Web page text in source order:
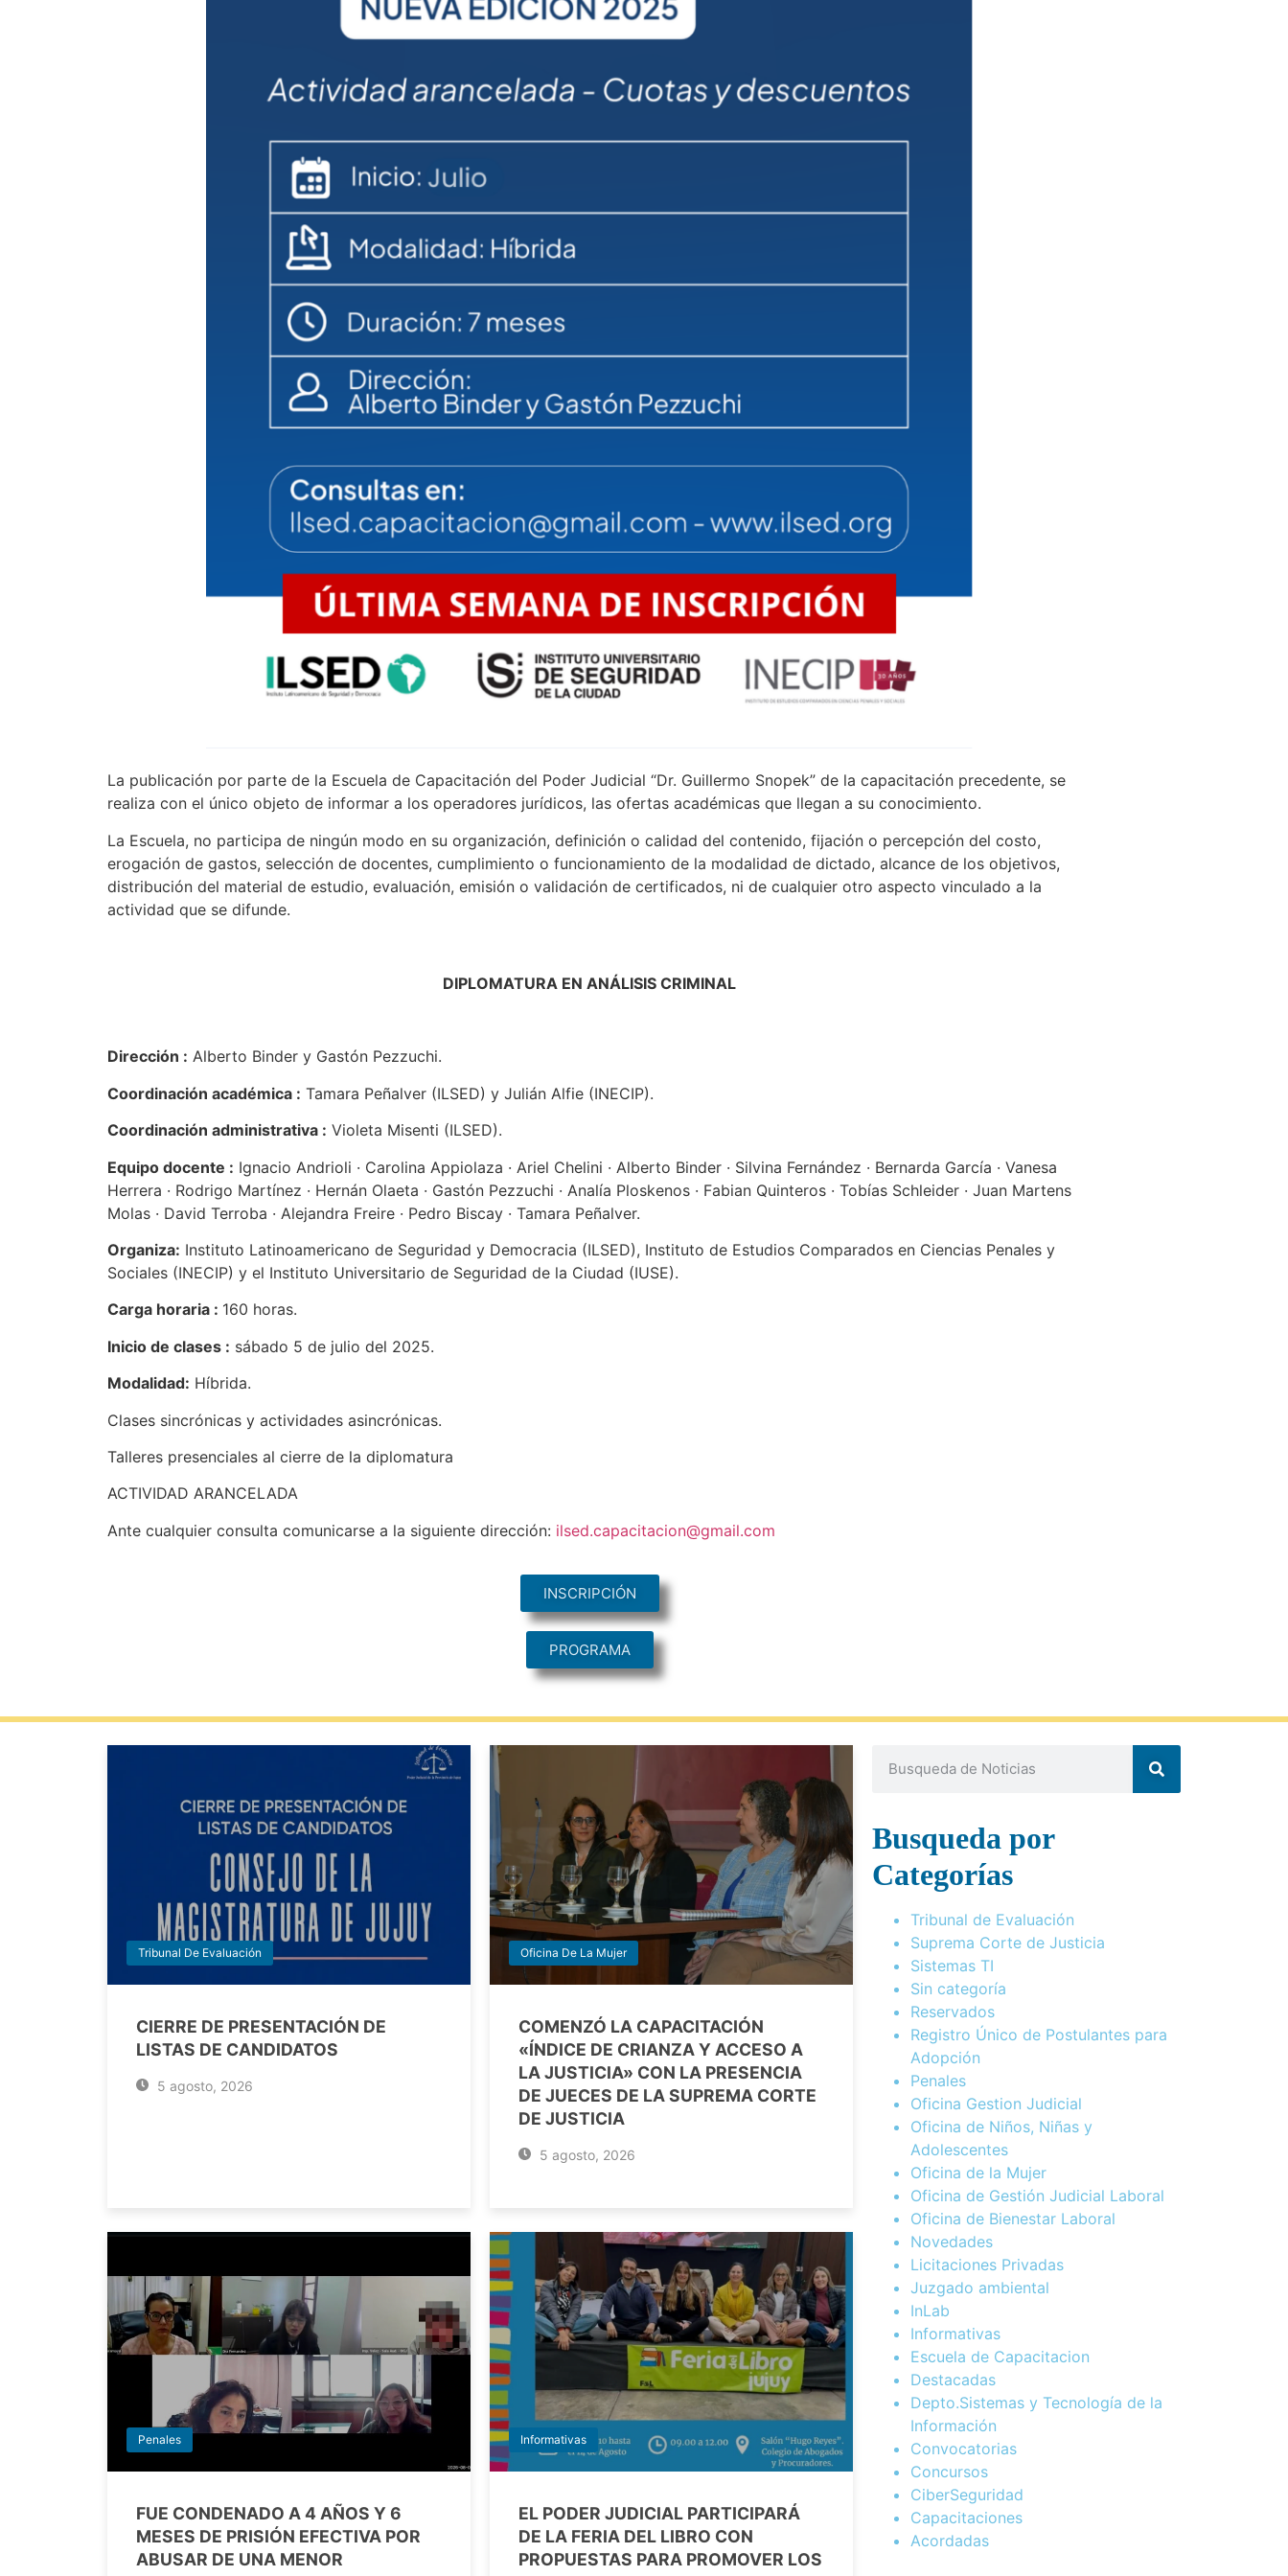
La publicación por parte de la Escuela de Capacitación del Poder Judicial “Dr. Guillermo Snopek” de la capacitación precedente, se
realiza con el único objeto de informar a los operadores jurídicos, las ofertas académicas que llegan a su conocimiento.
La Escuela, no participa de ningún modo en su organización, definición o calidad del contenido, fijación o percepción del costo,
erogación de gastos, selección de docentes, cumplimiento o funcionamiento de la modalidad de dictado, alcance de los objetivos,
distribución del material de estudio, evaluación, emisión o validación de certificados, ni de cualquier otro aspecto vinculado a la
actividad que se difunde.
DIPLOMATURA EN ANÁLISIS CRIMINAL
Dirección : Alberto Binder y Gastón Pezzuchi.
Coordinación académica : Tamara Peñalver (ILSED) y Julián Alfie (INECIP).
Coordinación administrativa : Violeta Misenti (ILSED).
Equipo docente : Ignacio Andrioli · Carolina Appiolaza · Ariel Chelini · Alberto Binder · Silvina Fernández · Bernarda García · Vanesa
Herrera · Rodrigo Martínez · Hernán Olaeta · Gastón Pezzuchi · Analía Ploskenos · Fabian Quinteros · Tobías Schleider · Juan Martens
Molas · David Terroba · Alejandra Freire · Pedro Biscay · Tamara Peñalver.
Organiza: Instituto Latinoamericano de Seguridad y Democracia (ILSED), Instituto de Estudios Comparados en Ciencias Penales y
Sociales (INECIP) y el Instituto Universitario de Seguridad de la Ciudad (IUSE).
Carga horaria : 160 horas.
Inicio de clases : sábado 5 de julio del 2025.
Modalidad: Híbrida.
Clases sincrónicas y actividades asincrónicas.
Talleres presenciales al cierre de la diplomatura
ACTIVIDAD ARANCELADA
Ante cualquier consulta comunicarse a la siguiente dirección: ilsed.capacitacion@gmail.com
INSCRIPCIÓN
PROGRAMA
Tribunal De Evaluación
CIERRE DE PRESENTACIÓN DE
LISTAS DE CANDIDATOS
5 agosto, 2026
Oficina De La Mujer
COMENZÓ LA CAPACITACIÓN
«ÍNDICE DE CRIANZA Y ACCESO A
LA JUSTICIA» CON LA PRESENCIA
DE JUECES DE LA SUPREMA CORTE
DE JUSTICIA
5 agosto, 2026
Penales
FUE CONDENADO A 4 AÑOS Y 6
MESES DE PRISIÓN EFECTIVA POR
ABUSAR DE UNA MENOR
Informativas
EL PODER JUDICIAL PARTICIPARÁ
DE LA FERIA DEL LIBRO CON
PROPUESTAS PARA PROMOVER LOS
Busqueda por
Categorías
Tribunal de Evaluación
Suprema Corte de Justicia
Sistemas TI
Sin categoría
Reservados
Registro Único de Postulantes para
Adopción
Penales
Oficina Gestion Judicial
Oficina de Niños, Niñas y
Adolescentes
Oficina de la Mujer
Oficina de Gestión Judicial Laboral
Oficina de Bienestar Laboral
Novedades
Licitaciones Privadas
Juzgado ambiental
InLab
Informativas
Escuela de Capacitacion
Destacadas
Depto.Sistemas y Tecnología de la
Información
Convocatorias
Concursos
CiberSeguridad
Capacitaciones
Acordadas